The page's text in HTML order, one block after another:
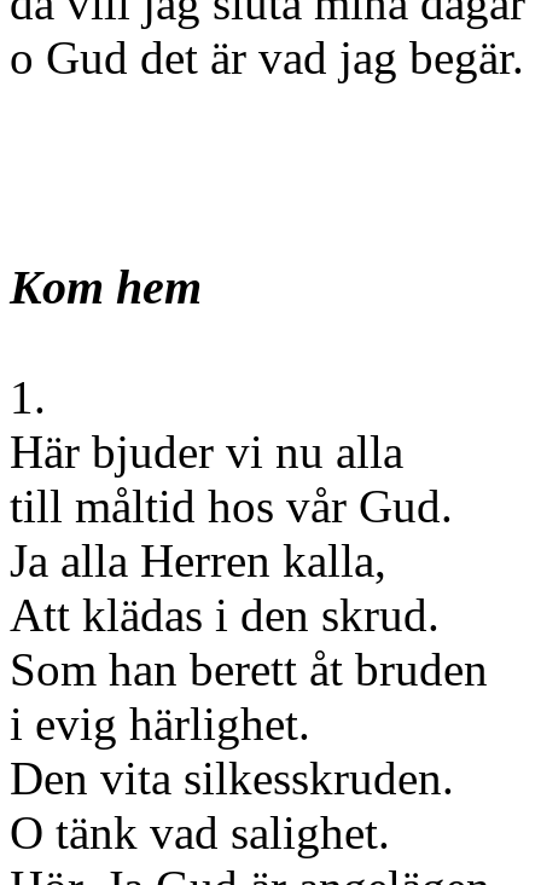
o Gud det är vad jag begär.
Kom hem
1.
Här bjuder vi nu alla
till måltid hos vår Gud.
Ja alla Herren kalla,
Att klädas i den skrud.
Som han berett åt bruden
i evig härlighet.
Den vita silkesskruden.
O tänk vad salighet.